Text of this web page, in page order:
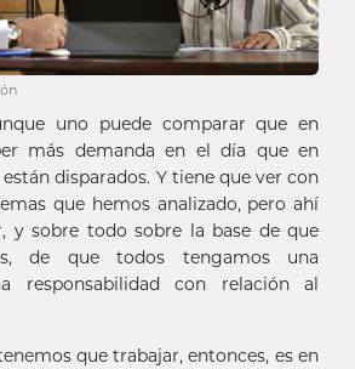
uno puede comparar que en
más demanda en el día que en
disparados. Y tiene que ver con
que hemos analizado, pero ahí
y sobre todo sobre la base de que
de que todos tengamos una
responsabilidad con relación al
que trabajar, entonces, es en